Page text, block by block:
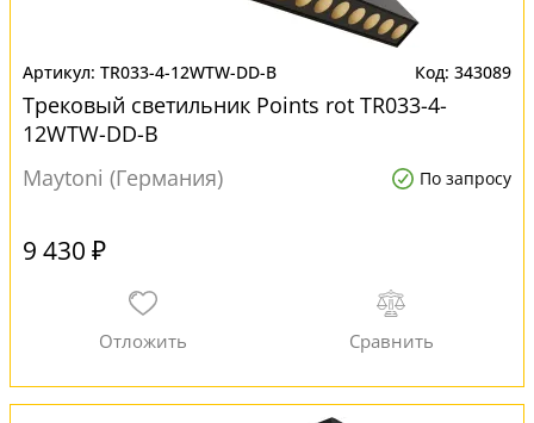
TR033-4-12WTW-DD-B 343089
Трековый светильник Points rot TR033-4-
12WTW-DD-B
Maytoni (Германия)
По запросу
9 430 ₽